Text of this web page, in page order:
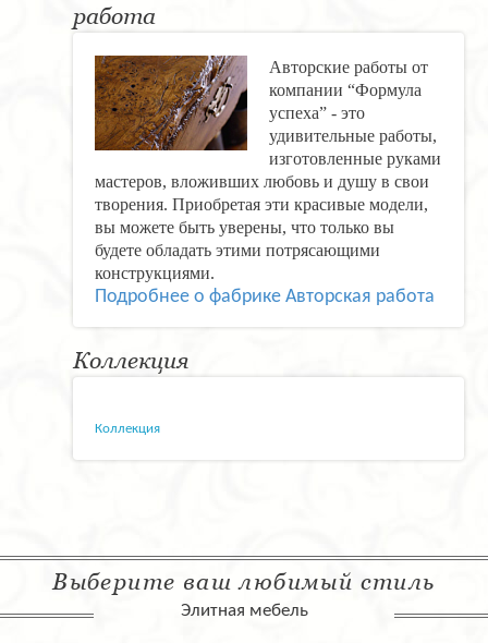
работа
Авторские работы от
компании “Формула
успеха” - это
удивительные работы,
изготовленные руками
мастеров, вложивших любовь и душу в свои
творения. Приобретая эти красивые модели,
вы можете быть уверены, что только вы
будете обладать этими потрясающими
конструкциями.
Подробнее о фабрике Авторская работа
Коллекция
Коллекция
Выберите ваш любимый стиль
Элитная мебель